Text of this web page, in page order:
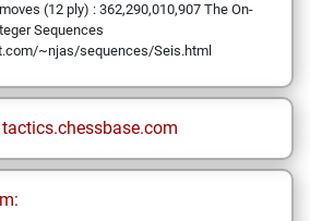
(12 ply) : 362,290,010,907 The On-
Sequences
~njas/sequences/Seis.html
tactics.chessbase.com